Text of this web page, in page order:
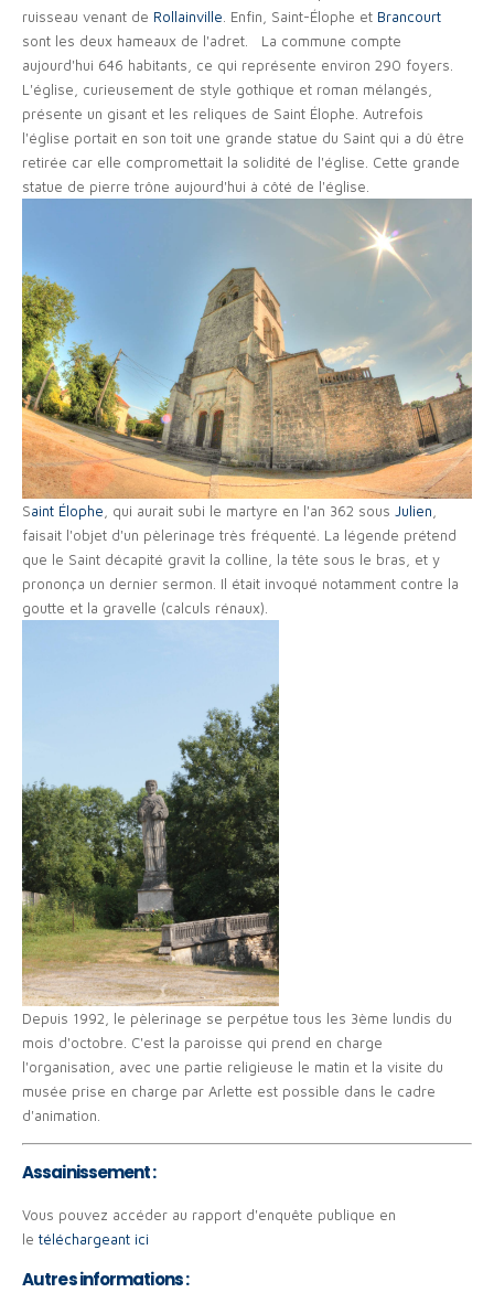
ruisseau venant de Rollainville . Enfin, Saint-Élophe et Brancourt
sont les deux hameaux de l'adret. La commune compte
aujourd'hui 646 habitants, ce qui représente environ 290 foyers.
L'église, curieusement de style gothique et roman mélangés,
présente un gisant et les reliques de Saint Élophe. Autrefois
l'église portait en son toit une grande statue du Saint qui a dû être
retirée car elle compromettait la solidité de l'église. Cette grande
statue de pierre trône aujourd'hui à côté de l'église.
Saint Élophe, qui aurait subi le martyre en l'an 362 sous Julien,
faisait l'objet d'un pèlerinage très fréquenté. La légende prétend
que le Saint décapité gravit la colline, la tête sous le bras, et y
prononça un dernier sermon. Il était invoqué notamment contre la
goutte et la gravelle (calculs rénaux).
Depuis 1992, le pèlerinage se perpétue tous les 3ème lundis du
mois d'octobre. C'est la paroisse qui prend en charge
l'organisation, avec une partie religieuse le matin et la visite du
musée prise en charge par Arlette est possible dans le cadre
d'animation.
Assainissement :
Vous pouvez accéder au rapport d'enquête publique en
le téléchargeant ici
Autres informations :